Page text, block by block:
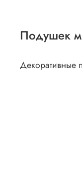
Подушек
Декоративные